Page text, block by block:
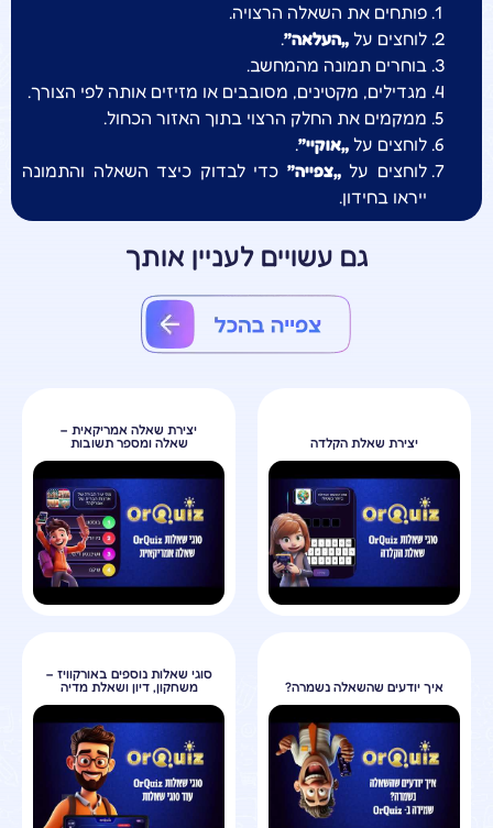
פותחים את השאלה הרצויה.
לוחצים על „העלאה”.
בוחרים תמונה מהמחשב.
מגדילים, מקטינים, מסובבים או מזיזים אותה לפי הצורך.
ממקמים את החלק הרצוי בתוך האזור הכחול.
לוחצים על „אוקיי”.
לוחצים על„צפייה” כדי לבדוק כיצד השאלה והתמונה
ייראו בחידון.
גם עשויים לעניין אותך
יצירת שאלת הקלדה
יצירת שאלה אמריקאית –
שאלה ומספר תשובות
איך יודעים שהשאלה נשמרה?
סוגי שאלות נוספים באורקוויז –
משחקון, דיון ושאלת מדיה